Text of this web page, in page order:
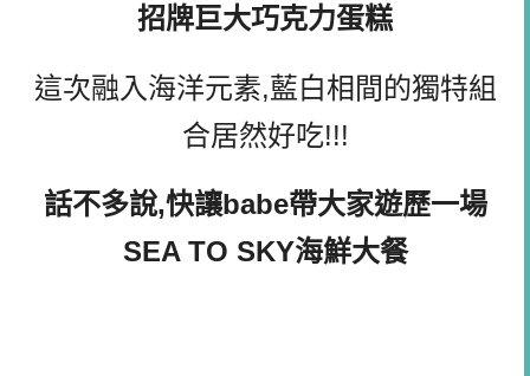
招牌巨大巧克力蛋糕
這次融入海洋元素,藍白相間的獨特組
合居然好吃!!!
話不多說,快讓babe帶大家遊歷一場
SEA TO SKY海鮮大餐